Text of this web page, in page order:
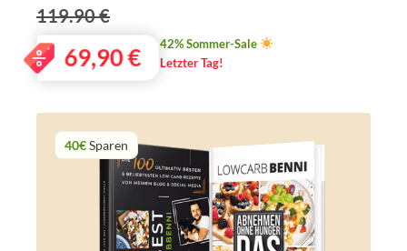
119.90 €
69,90€
42% Sommer-Sale
Letzter Tag!
40€Sparen